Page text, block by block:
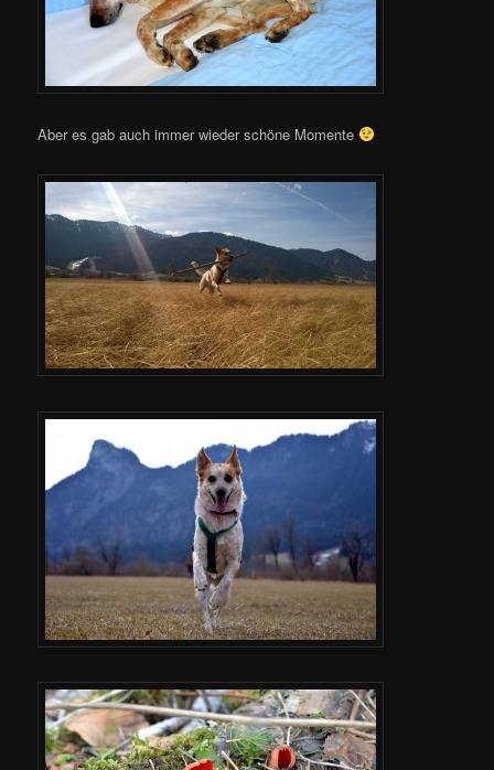
Aber es gab auch immer wieder schöne Momente